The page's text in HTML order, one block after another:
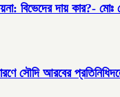
বিভেদের দায় কার?- মোঃ
সৌদি আরবের